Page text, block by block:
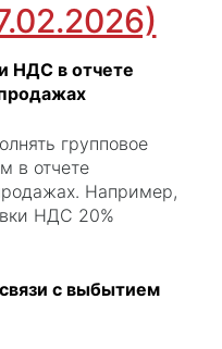
НДС в отчете
групповое
в отчете
Например,
НДС 20%
с выбытием